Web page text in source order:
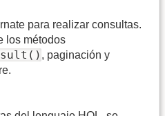
para realizar consultas.
los métodos
, paginación y